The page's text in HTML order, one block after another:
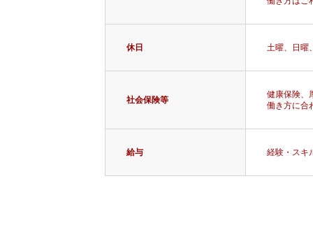
休日 土曜、日曜
社会保険等
健康保険、
働き方に合
給与 経験・スキ